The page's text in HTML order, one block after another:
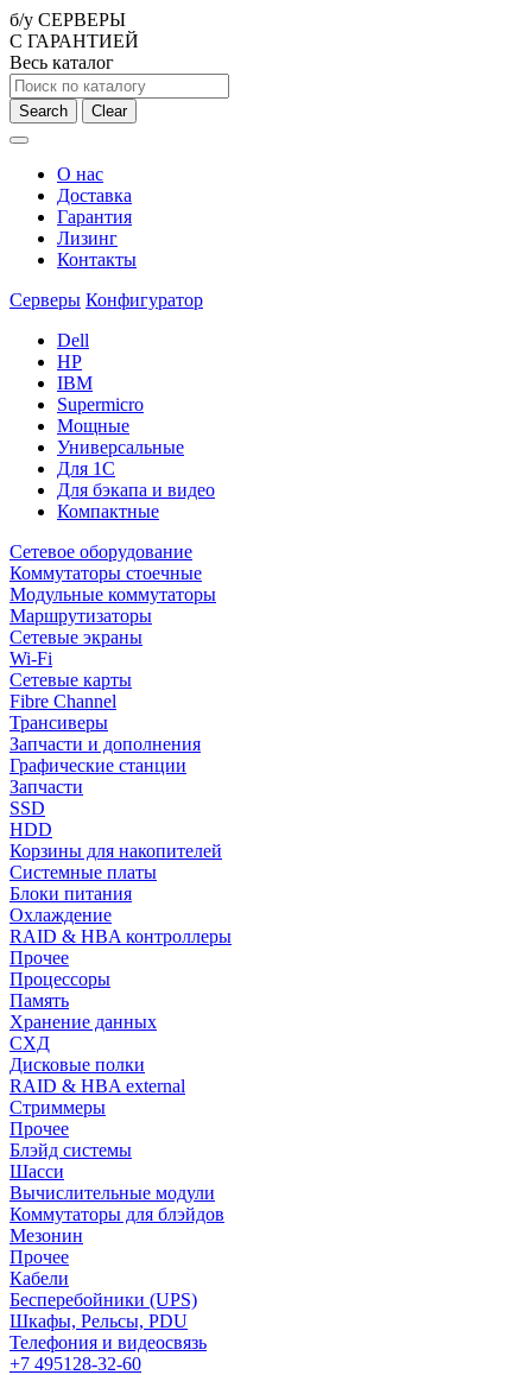
б/у СЕРВЕРЫ
С ГАРАНТИЕЙ
Весь каталог
Search Clear
О нас
Доставка
Гарантия
Лизинг
Контакты
Серверы Конфигуратор
Dell
HP
IBM
Supermicro
Мощные
Универсальные
Для 1С
Для бэкапа и видео
Компактные
Сетевое оборудование
Коммутаторы стоечные
Модульные коммутаторы
Маршрутизаторы
Сетевые экраны
Wi-Fi
Сетевые карты
Fibre Channel
Трансиверы
Запчасти и дополнения
Графические станции
Запчасти
SSD
HDD
Корзины для накопителей
Системные платы
Блоки питания
Охлаждение
RAID & HBA контроллеры
Прочее
Процессоры
Память
Хранение данных
СХД
Дисковые полки
RAID & HBA external
Стриммеры
Прочее
Блэйд системы
Шасси
Вычислительные модули
Коммутаторы для блэйдов
Мезонин
Прочее
Кабели
Бесперебойники (UPS)
Шкафы, Рельсы, PDU
Телефония и видеосвязь
+7 495128-32-60